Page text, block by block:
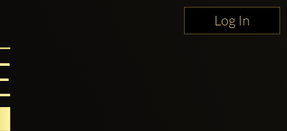
Log In